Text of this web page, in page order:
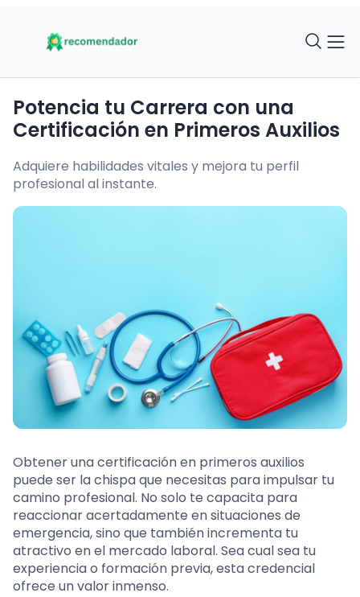
Potencia tu Carrera con una
Certificación en Primeros Auxilios
Adquiere habilidades vitales y mejora tu perfil
profesional al instante.
Obtener una certificación en primeros auxilios
puede ser la chispa que necesitas para impulsar tu
camino profesional. No solo te capacita para
reaccionar acertadamente en situaciones de
emergencia, sino que también incrementa tu
atractivo en el mercado laboral. Sea cual sea tu
experiencia o formación previa, esta credencial
ofrece un valor inmenso.